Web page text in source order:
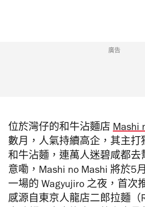
廣告
位於灣仔的和牛沾麵店 Mashi
數月，人氣持續高企，其主打
和牛沾麵， 連萬人迷碧咸都去
意嘞， Mashi no Mashi 將於5
一場的 Wagyujiro 之夜，首次
感源自東京人龍店二郎拉麵（